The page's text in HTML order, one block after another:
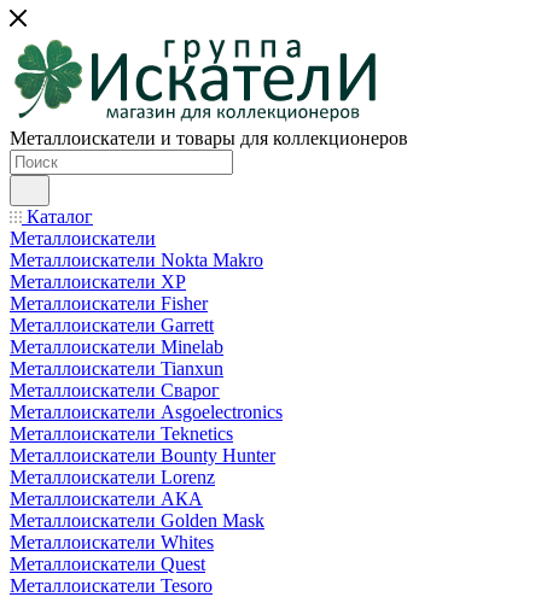
Металлоискатели и товары для коллекционеров
Каталог
Металлоискатели
Металлоискатели Nokta Makro
Металлоискатели XP
Металлоискатели Fisher
Металлоискатели Garrett
Металлоискатели Minelab
Металлоискатели Tianxun
Металлоискатели Сварог
Металлоискатели Asgoelectronics
Металлоискатели Teknetics
Металлоискатели Bounty Hunter
Металлоискатели Lorenz
Металлоискатели АКА
Металлоискатели Golden Mask
Металлоискатели Whites
Металлоискатели Quest
Металлоискатели Tesoro